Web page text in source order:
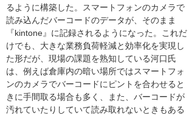
るように構築した。スマートフォンのカメラで
読み込んだバーコードのデータが、そのまま
『kintone』に記録されるようになった。これだ
けでも、大きな業務負荷軽減と効率化を実現し
た形だが、現場の課題を熟知している河口氏
は、例えば倉庫内の暗い場所ではスマートフォ
ンのカメラでバーコードにピントを合わせると
きに手間取る場合も多く、また、バーコードが
汚れていたりしていて読み取れないときもある